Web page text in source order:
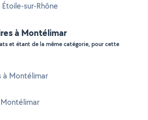
sur-Rhône
à Montélimar
et étant de la même catégorie, pour cette
à Montélimar